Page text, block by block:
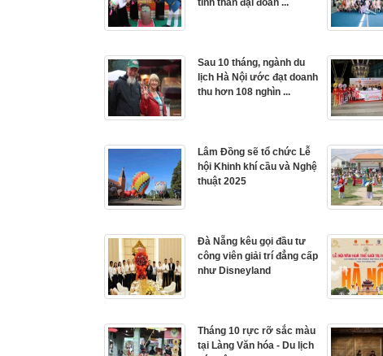
tinh thần đại đoàn ...
Sau 10 tháng, ngành du
lịch Hà Nội ước đạt doanh
thu hơn 108 nghìn ...
Lâm Đồng sẽ tổ chức Lễ
hội Khinh khí cầu và Nghệ
thuật 2025
Đà Nẵng kêu gọi đầu tư
công viên giải trí đẳng cấp
như Disneyland
Tháng 10 rực rỡ sắc màu
tại Làng Văn hóa - Du lịch